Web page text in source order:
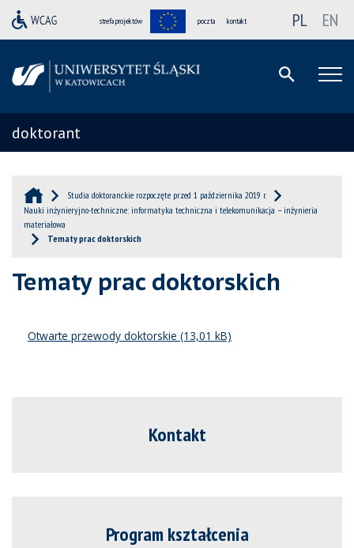
strefa projektów poczta kontakt PL EN
doktorant
Studia doktoranckie rozpoczęte przed 1 października 2019 r.
Nauki inżynieryjno-techniczne: informatyka techniczna i telekomunikacja – inżynieria
materiałowa
Tematy prac doktorskich
Tematy prac doktorskich
Otwarte przewody doktorskie
Kontakt
Program kształcenia